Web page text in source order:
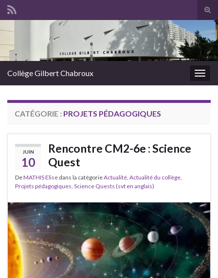
Search for:
Collège Gilbert Chabroux
CATÉGORIE : PROJETS PÉDAGOGIQUES
JUIN
10
Rencontre CM2-6e : Science
Quest
DeMATHIS Elise dans la catégorieActualité Actualité du collège
Projets pédagogiques Science Quests (svt en anglais)
Panneau de gestion des cookies